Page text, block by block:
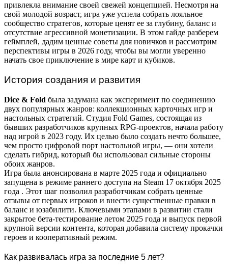
привлекла внимание своей свежей концепцией. Несмотря на
свой молодой возраст, игра уже успела собрать лояльное
сообщество стратегов, которые ценят ее за глубину, баланс и
отсутствие агрессивной монетизации. В этом гайде разберем
геймплей, дадим ценные советы для новичков и рассмотрим
перспективы игры в 2026 году, чтобы вы могли уверенно
начать свое приключение в мире карт и кубиков.
История создания и развития
Dice & Fold была задумана как эксперимент по соединению
двух популярных жанров: коллекционных карточных игр и
настольных стратегий. Студия Fold Games, состоящая из
бывших разработчиков крупных RPG-проектов, начала работу
над игрой в 2023 году. Их целью было создать нечто большее,
чем просто цифровой порт настольной игры, — они хотели
сделать гибрид, который бы использовал сильные стороны
обоих жанров.
Игра была анонсирована в марте 2025 года и официально
запущена в режиме раннего доступа на Steam 17 октября 2025
года . Этот шаг позволил разработчикам собрать ценные
отзывы от первых игроков и внести существенные правки в
баланс и юзабилити. Ключевыми этапами в развитии стали
закрытое бета-тестирование летом 2025 года и выпуск первой
крупной версии контента, которая добавила систему прокачки
героев и кооперативный режим.
Как развивалась игра за последние 5 лет?